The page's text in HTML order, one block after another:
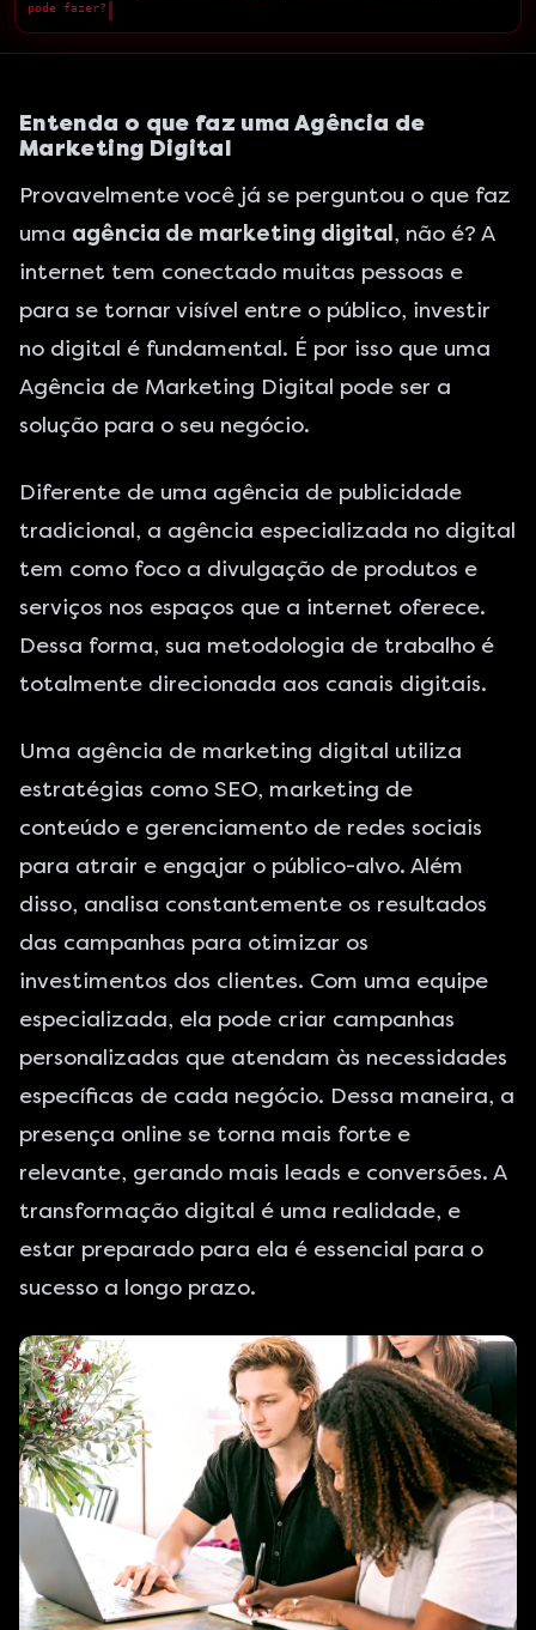
pode fazer?
Entenda o que faz uma Agência de
Marketing Digital
Provavelmente você já se perguntou o que faz
uma agência de marketing digital , não é? A
internet tem conectado muitas pessoas e
para se tornar visível entre o público, investir
no digital é fundamental. É por isso que uma
Agência de Marketing Digital pode ser a
solução para o seu negócio.
Diferente de uma agência de publicidade
tradicional, a agência especializada no digital
tem como foco a divulgação de produtos e
serviços nos espaços que a internet oferece.
Dessa forma, sua metodologia de trabalho é
totalmente direcionada aos canais digitais.
Uma agência de marketing digital utiliza
estratégias como SEO, marketing de
conteúdo e gerenciamento de redes sociais
para atrair e engajar o público-alvo. Além
disso, analisa constantemente os resultados
das campanhas para otimizar os
investimentos dos clientes. Com uma equipe
especializada, ela pode criar campanhas
personalizadas que atendam às necessidades
específicas de cada negócio. Dessa maneira, a
presença online se torna mais forte e
relevante, gerando mais leads e conversões. A
transformação digital é uma realidade, e
estar preparado para ela é essencial para o
sucesso a longo prazo.